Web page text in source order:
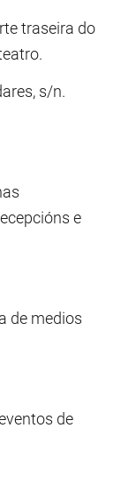
traseira do
s/n.
e
de medios
de